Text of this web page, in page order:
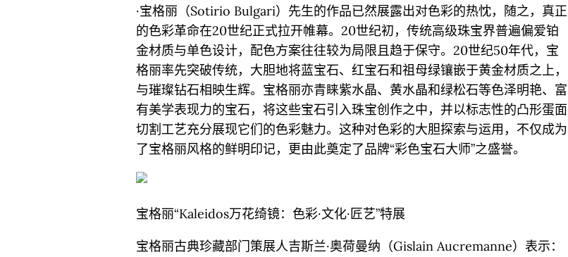
·宝格丽（Sotirio Bulgari）先生的作品已然展露出对色彩的热忱，随之，真正
的色彩革命在20世纪正式拉开帷幕。20世纪初，传统高级珠宝界普遍偏爱铂
金材质与单色设计，配色方案往往较为局限且趋于保守。20世纪50年代，宝
格丽率先突破传统，大胆地将蓝宝石、红宝石和祖母绿镶嵌于黄金材质之上，
与璀璨钻石相映生辉。宝格丽亦青睐紫水晶、黄水晶和绿松石等色泽明艳、富
有美学表现力的宝石，将这些宝石引入珠宝创作之中，并以标志性的凸形蛋面
切割工艺充分展现它们的色彩魅力。这种对色彩的大胆探索与运用，不仅成为
了宝格丽风格的鲜明印记，更由此奠定了品牌“彩色宝石大师”之盛誉。
宝格丽“Kaleidos万花绮镜：色彩·文化·匠艺”特展
宝格丽古典珍藏部门策展人吉斯兰·奥荷曼纳（Gislain Aucremanne）表示：